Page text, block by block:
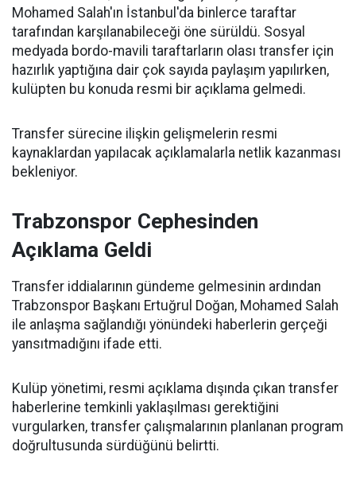
Mohamed Salah'ın İstanbul'da binlerce taraftar
tarafından karşılanabileceği öne sürüldü. Sosyal
medyada bordo-mavili taraftarların olası transfer için
hazırlık yaptığına dair çok sayıda paylaşım yapılırken,
kulüpten bu konuda resmi bir açıklama gelmedi.
Transfer sürecine ilişkin gelişmelerin resmi
kaynaklardan yapılacak açıklamalarla netlik kazanması
bekleniyor.
Trabzonspor Cephesinden
Açıklama Geldi
Transfer iddialarının gündeme gelmesinin ardından
Trabzonspor Başkanı Ertuğrul Doğan, Mohamed Salah
ile anlaşma sağlandığı yönündeki haberlerin gerçeği
yansıtmadığını ifade etti.
Kulüp yönetimi, resmi açıklama dışında çıkan transfer
haberlerine temkinli yaklaşılması gerektiğini
vurgularken, transfer çalışmalarının planlanan program
doğrultusunda sürdüğünü belirtti.